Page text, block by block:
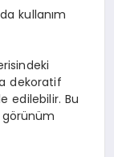
kullanım
dekoratif
edilebilir. Bu